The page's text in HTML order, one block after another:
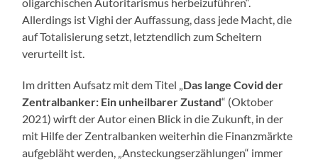
Allerdings ist Vighi der Auffassung, dass jede Macht, die
auf Totalisierung setzt, letztendlich zum Scheitern
verurteilt ist.
Im dritten Aufsatz mit dem Titel „ Das lange Covid der
Zentralbanker: Ein unheilbarer Zustand“ (Oktober
2021) wirft der Autor einen Blick in die Zukunft, in der
mit Hilfe der Zentralbanken weiterhin die Finanzmärkte
aufgebläht werden, „Ansteckungserzählungen“ immer